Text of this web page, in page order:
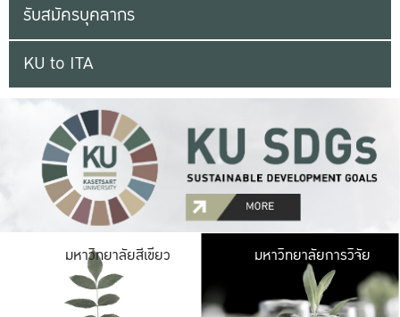
รับสมัครบุคลากร
KU to ITA
มหาวิทยาลัยสีเขียว มหาวิ
มีพื้นที่เขียวสดใส
เป็นป่าในเมือง เกษต
มหาวิทยาลัยการวิจัย